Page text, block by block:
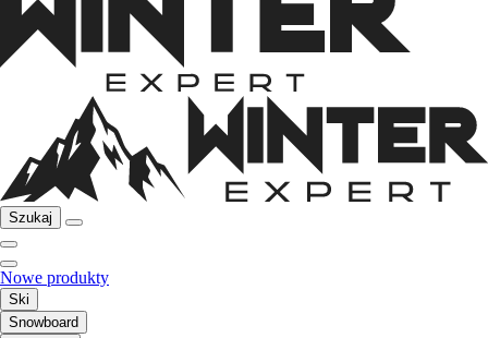
Szukaj
Nowe produkty
Ski
Snowboard